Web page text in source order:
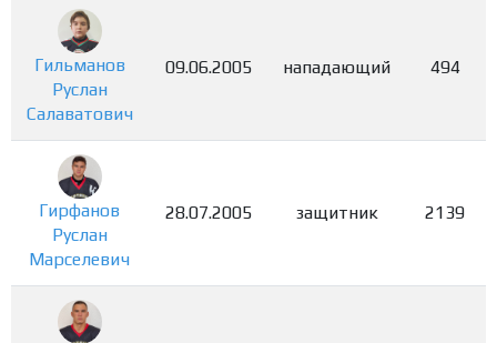
Гильманов
Руслан
Салаватович
09.06.2005 нападающий 494
Гирфанов
Руслан
Марселевич
28.07.2005 защитник 2139